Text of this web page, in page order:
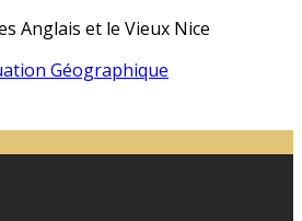
Anglais et le Vieux Nice
Géographique